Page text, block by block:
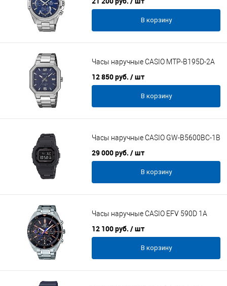
В корзину
Часы наручные CASIO MTP-B195D-2A
12 850 руб. / шт
В корзину
Часы наручные CASIO GW-B5600BC-1B
29 000 руб. / шт
В корзину
Часы наручные CASIO EFV 590D 1A
12 100 руб. / шт
В корзину